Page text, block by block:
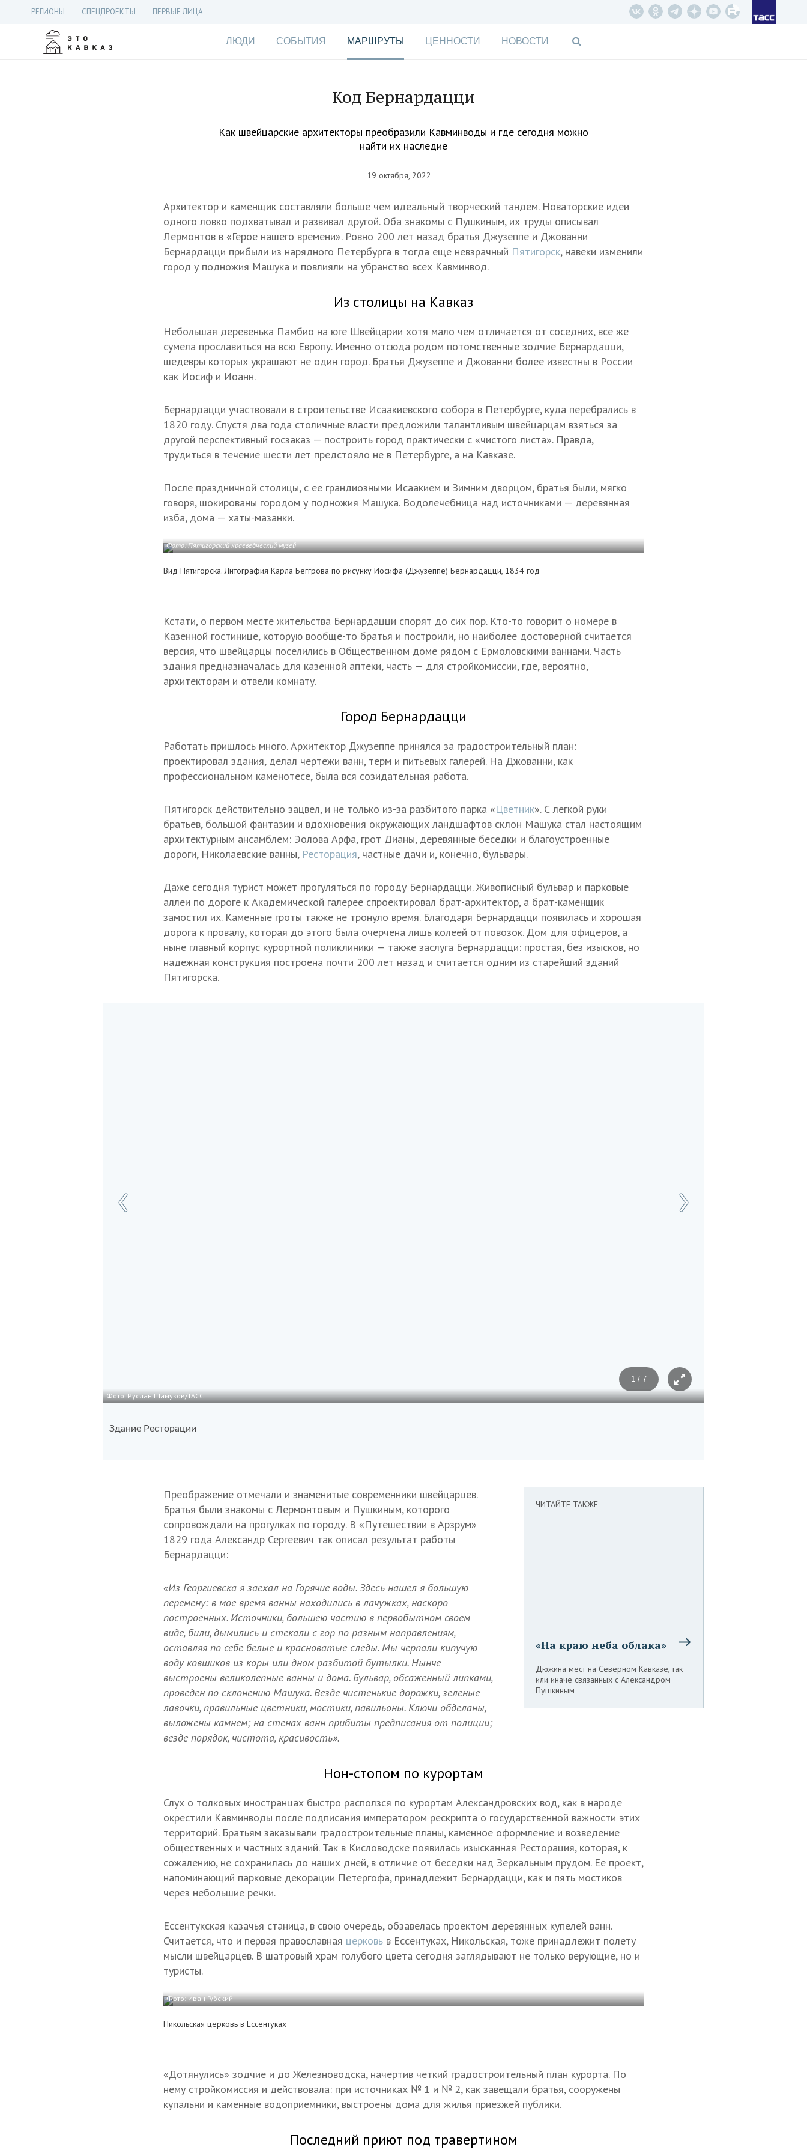
РЕГИОНЫ СПЕЦПРОЕКТЫ ПЕРВЫЕ ЛИЦА
ЛЮДИ СОБЫТИЯ МАРШРУТЫ ЦЕННОСТИ НОВОСТИ
Код Бернардацци
Как швейцарские архитекторы преобразили Кавминводы и где сегодня можно
найти их наследие
19 октября, 2022
Архитектор и каменщик составляли больше чем идеальный творческий тандем. Новаторские идеи
одного ловко подхватывал и развивал другой. Оба знакомы с Пушкиным, их труды описывал
Лермонтов в «Герое нашего времени». Ровно 200 лет назад братья Джузеппе и Джованни
Бернардацци прибыли из нарядного Петербурга в тогда еще невзрачный Пятигорск, навеки изменили
город у подножия Машука и повлияли на убранство всех Кавминвод.
Из столицы на Кавказ
Небольшая деревенька Памбио на юге Швейцарии хотя мало чем отличается от соседних, все же
сумела прославиться на всю Европу. Именно отсюда родом потомственные зодчие Бернардацци,
шедевры которых украшают не один город. Братья Джузеппе и Джованни более известны в России
как Иосиф и Иоанн.
Бернардацци участвовали в строительстве Исаакиевского собора в Петербурге, куда перебрались в
1820 году. Спустя два года столичные власти предложили талантливым швейцарцам взяться за
другой перспективный госзаказ — построить город практически с «чистого листа». Правда,
трудиться в течение шести лет предстояло не в Петербурге, а на Кавказе.
После праздничной столицы, с ее грандиозными Исаакием и Зимним дворцом, братья были, мягко
говоря, шокированы городом у подножия Машука. Водолечебница над источниками — деревянная
изба, дома — хаты-мазанки.
Фото: Пятигорский краеведческий музей
Вид Пятигорска. Литография Карла Беггрова по рисунку Иосифа (Джузеппе) Бернардацци, 1834 год
Кстати, о первом месте жительства Бернардацци спорят до сих пор. Кто-то говорит о номере в
Казенной гостинице, которую вообще-то братья и построили, но наиболее достоверной считается
версия, что швейцарцы поселились в Общественном доме рядом с Ермоловскими ваннами. Часть
здания предназначалась для казенной аптеки, часть — для стройкомиссии, где, вероятно,
архитекторам и отвели комнату.
Город Бернардацци
Работать пришлось много. Архитектор Джузеппе принялся за градостроительный план:
проектировал здания, делал чертежи ванн, терм и питьевых галерей. На Джованни, как
профессиональном каменотесе, была вся созидательная работа.
Пятигорск действительно зацвел, и не только из-за разбитого парка «Цветник». С легкой руки
братьев, большой фантазии и вдохновения окружающих ландшафтов склон Машука стал настоящим
архитектурным ансамблем: Эолова Арфа, грот Дианы, деревянные беседки и благоустроенные
дороги, Николаевские ванны, Ресторация, частные дачи и, конечно, бульвары.
Даже сегодня турист может прогуляться по городу Бернардацци. Живописный бульвар и парковые
аллеи по дороге к Академической галерее спроектировал брат-архитектор, а брат-каменщик
замостил их. Каменные гроты также не тронуло время. Благодаря Бернардацци появилась и хорошая
дорога к провалу, которая до этого была очерчена лишь колеей от повозок. Дом для офицеров, а
ныне главный корпус курортной поликлиники — также заслуга Бернардацци: простая, без изысков, но
надежная конструкция построена почти 200 лет назад и считается одним из старейший зданий
Пятигорска.
1 / 7
Фото: Руслан Шамуков/ТАСС
Здание Ресторации
ЧИТАЙТЕ ТАКЖЕ
«На краю неба облака»
Дюжина мест на Северном Кавказе, так
или иначе связанных с Александром
Пушкиным
Преображение отмечали и знаменитые современники швейцарцев.
Братья были знакомы с Лермонтовым и Пушкиным, которого
сопровождали на прогулках по городу. В «Путешествии в Арзрум»
1829 года Александр Сергеевич так описал результат работы
Бернардацци:
«Из Георгиевска я заехал на Горячие воды. Здесь нашел я большую
перемену: в мое время ванны находились в лачужках, наскоро
построенных. Источники, большею частию в первобытном своем
виде, били, дымились и стекали с гор по разным направлениям,
оставляя по себе белые и красноватые следы. Мы черпали кипучую
воду ковшиков из коры или дном разбитой бутылки. Нынче
выстроены великолепные ванны и дома. Бульвар, обсаженный липками,
проведен по склонению Машука. Везде чистенькие дорожки, зеленые
лавочки, правильные цветники, мостики, павильоны. Ключи обделаны,
выложены камнем; на стенах ванн прибиты предписания от полиции;
везде порядок, чистота, красивость».
Нон-стопом по курортам
Слух о толковых иностранцах быстро расползся по курортам Александровских вод, как в народе
окрестили Кавминводы после подписания императором рескрипта о государственной важности этих
территорий. Братьям заказывали градостроительные планы, каменное оформление и возведение
общественных и частных зданий. Так в Кисловодске появилась изысканная Ресторация, которая, к
сожалению, не сохранилась до наших дней, в отличие от беседки над Зеркальным прудом. Ее проект,
напоминающий парковые декорации Петергофа, принадлежит Бернардацци, как и пять мостиков
через небольшие речки.
Ессентукская казачья станица, в свою очередь, обзавелась проектом деревянных купелей ванн.
Считается, что и первая православная церковь в Ессентуках, Никольская, тоже принадлежит полету
мысли швейцарцев. В шатровый храм голубого цвета сегодня заглядывают не только верующие, но и
туристы.
Фото:Иван Губский
Никольская церковь в Ессентуках
«Дотянулись» зодчие и до Железноводска, начертив четкий градостроительный план курорта. По
нему стройкомиссия и действовала: при источниках № 1 и № 2, как завещали братья, сооружены
купальни и каменные водоприемники, выстроены дома для жилья приезжей публики.
Последний приют под травертином